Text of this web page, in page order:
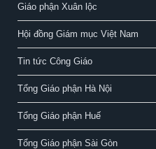
Giáo phận Xuân lộc
Hội đồng Giám mục Việt Nam
Tin tức Công Giáo
Tổng Giáo phận Hà Nội
Tổng Giáo phận Huế
Tổng Giáo phận Sài Gòn